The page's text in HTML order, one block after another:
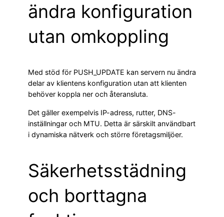
ändra konfiguration
utan omkoppling
Med stöd för PUSH_UPDATE kan servern nu ändra
delar av klientens konfiguration utan att klienten
behöver koppla ner och återansluta.
Det gäller exempelvis IP-adress, rutter, DNS-
inställningar och MTU. Detta är särskilt användbart
i dynamiska nätverk och större företagsmiljöer.
Säkerhetsstädning
och borttagna